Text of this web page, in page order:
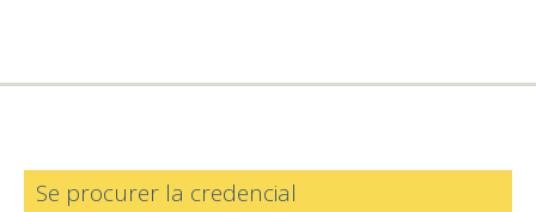
Se procurer la credencial